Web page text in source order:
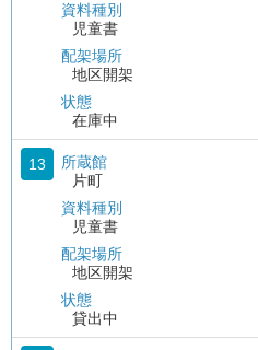
資料種別
児童書
配架場所
地区開架
状態
在庫中
13
所蔵館
片町
資料種別
児童書
配架場所
地区開架
状態
貸出中